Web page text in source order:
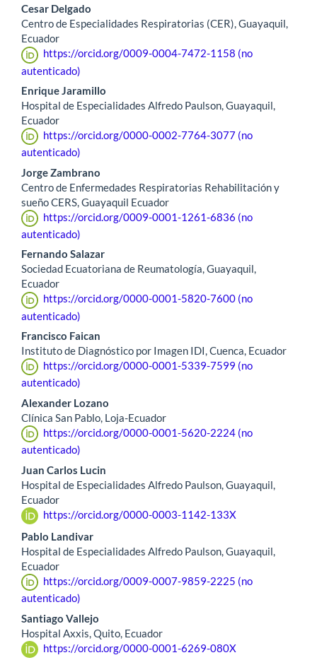
Cesar Delgado
Centro de Especialidades Respiratorias (CER), Guayaquil,
Ecuador
https://orcid.org/0009-0004-7472-1158 (no
autenticado)
Enrique Jaramillo
Hospital de Especialidades Alfredo Paulson, Guayaquil,
Ecuador
https://orcid.org/0000-0002-7764-3077 (no
autenticado)
Jorge Zambrano
Centro de Enfermedades Respiratorias Rehabilitación y
sueño CERS, Guayaquil Ecuador
https://orcid.org/0009-0001-1261-6836 (no
autenticado)
Fernando Salazar
Sociedad Ecuatoriana de Reumatología, Guayaquil,
Ecuador
https://orcid.org/0000-0001-5820-7600 (no
autenticado)
Francisco Faican
Instituto de Diagnóstico por Imagen IDI, Cuenca, Ecuador
https://orcid.org/0000-0001-5339-7599 (no
autenticado)
Alexander Lozano
Clínica San Pablo, Loja-Ecuador
https://orcid.org/0000-0001-5620-2224 (no
autenticado)
Juan Carlos Lucin
Hospital de Especialidades Alfredo Paulson, Guayaquil,
Ecuador
https://orcid.org/0000-0003-1142-133X
Pablo Landivar
Hospital de Especialidades Alfredo Paulson, Guayaquil,
Ecuador
https://orcid.org/0009-0007-9859-2225 (no
autenticado)
Santiago Vallejo
Hospital Axxis, Quito, Ecuador
https://orcid.org/0000-0001-6269-080X